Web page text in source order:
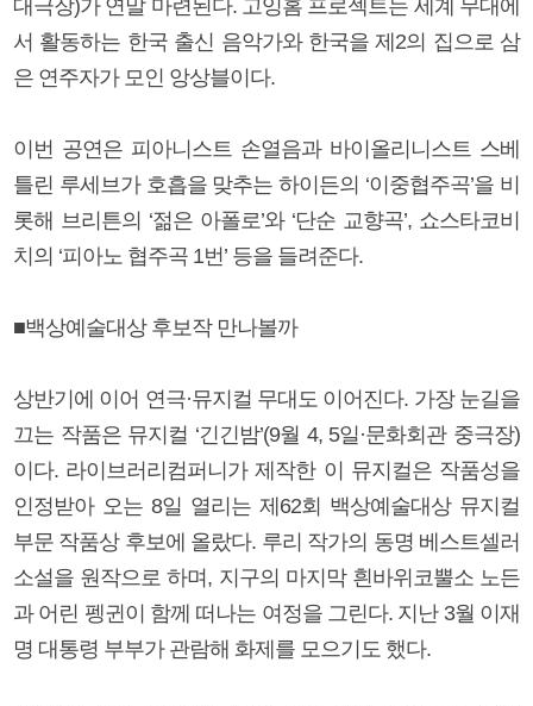
대극장)가 연말 마련된다. 고잉홈 프로젝트는 세계 무대에
서 활동하는 한국 출신 음악가와 한국을 제2의 집으로 삼
은 연주자가 모인 앙상블이다.
이번 공연은 피아니스트 손열음과 바이올리니스트 스베
틀린 루세브가 호흡을 맞추는 하이든의 ‘이중협주곡’을 비
롯해 브리튼의 ‘젊은 아폴로’와 ‘단순 교향곡’, 쇼스타코비
치의 ‘피아노 협주곡 1번’ 등을 들려준다.
■백상예술대상 후보작 만나볼까
상반기에 이어 연극·뮤지컬 무대도 이어진다. 가장 눈길을
끄는 작품은 뮤지컬 ‘긴긴밤’(9월 4, 5일·문화회관 중극장)
이다. 라이브러리컴퍼니가 제작한 이 뮤지컬은 작품성을
인정받아 오는 8일 열리는 제62회 백상예술대상 뮤지컬
부문 작품상 후보에 올랐다. 루리 작가의 동명 베스트셀러
소설을 원작으로 하며, 지구의 마지막 흰바위코뿔소 노든
과 어린 펭귄이 함께 떠나는 여정을 그린다. 지난 3월 이재
명 대통령 부부가 관람해 화제를 모으기도 했다.